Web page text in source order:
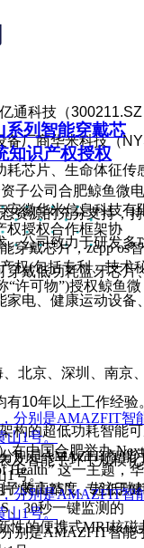
科技（300211.SZ
厂商华米科技（
芯片、生命体征传
源的充分支持，
公司致力于研发多
戴低功耗蓝牙芯片
电、健康运动设备
京、深圳、南京
10年以上工作经
构的超低功耗智能
及智能手环中规模
子的高精度、超低
系列智能穿戴芯
知识产权授权
子公司合肥鲸鱼微电
安徽华米信息科技有
权授权合作框架协
穿戴芯片，zepp os智
权(包括专利、技术
“许可物”)授权鲸鱼微
在中国合肥举办 Next
Health” 这一主题，华
“黄山2S”、专注于健
、30秒一键监测的
性的便携式MRI核磁
别是AMAZFIT智能
1号。
别是AMAZFIT智能